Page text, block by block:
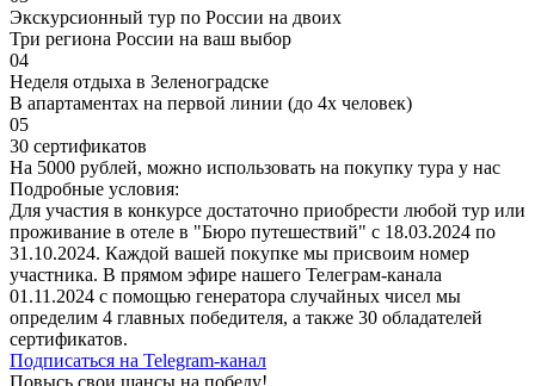
Экскурсионный тур по России на двоих
Три региона России на ваш выбор
04
Неделя отдыха в Зеленоградске
В апартаментах на первой линии (до 4х человек)
05
30 сертификатов
На 5000 рублей, можно использовать на покупку тура у нас
Подробные условия:
Для участия в конкурсе достаточно приобрести любой тур или
проживание в отеле в "Бюро путешествий" с 18.03.2024 по
31.10.2024. Каждой вашей покупке мы присвоим номер
участника. В прямом эфире нашего Телеграм-канала
01.11.2024 с помощью генератора случайных чисел мы
определим 4 главных победителя, а также 30 обладателей
сертификатов.
Подписаться на Telegram-канал
Повысь свои шансы на победу!